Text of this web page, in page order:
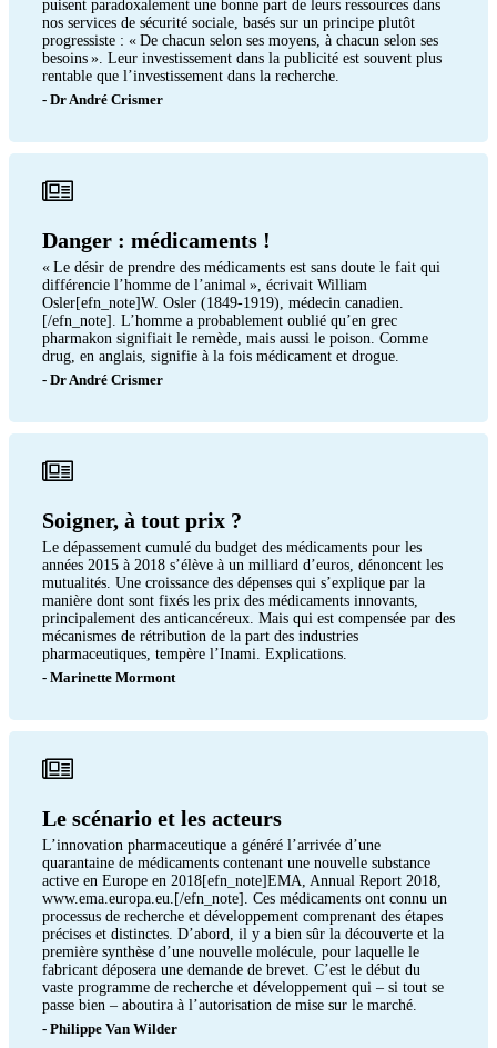
puisent paradoxalement une bonne part de leurs ressources dans
nos services de sécurité sociale, basés sur un principe plutôt
progressiste : « De chacun selon ses moyens, à chacun selon ses
besoins ». Leur investissement dans la publicité est souvent plus
rentable que l’investissement dans la recherche.
- Dr André Crismer
Danger : médicaments !
« Le désir de prendre des médicaments est sans doute le fait qui
différencie l’homme de l’animal », écrivait William
Osler[efn_note]W. Osler (1849-1919), médecin canadien.
[/efn_note]. L’homme a probablement oublié qu’en grec
pharmakon signifiait le remède, mais aussi le poison. Comme
drug, en anglais, signifie à la fois médicament et drogue.
- Dr André Crismer
Soigner, à tout prix ?
Le dépassement cumulé du budget des médicaments pour les
années 2015 à 2018 s’élève à un milliard d’euros, dénoncent les
mutualités. Une croissance des dépenses qui s’explique par la
manière dont sont fixés les prix des médicaments innovants,
principalement des anticancéreux. Mais qui est compensée par des
mécanismes de rétribution de la part des industries
pharmaceutiques, tempère l’Inami. Explications.
- Marinette Mormont
Le scénario et les acteurs
L’innovation pharmaceutique a généré l’arrivée d’une
quarantaine de médicaments contenant une nouvelle substance
active en Europe en 2018[efn_note]EMA, Annual Report 2018,
www.ema.europa.eu.[/efn_note]. Ces médicaments ont connu un
processus de recherche et développement comprenant des étapes
précises et distinctes. D’abord, il y a bien sûr la découverte et la
première synthèse d’une nouvelle molécule, pour laquelle le
fabricant déposera une demande de brevet. C’est le début du
vaste programme de recherche et développement qui – si tout se
passe bien – aboutira à l’autorisation de mise sur le marché.
- Philippe Van Wilder